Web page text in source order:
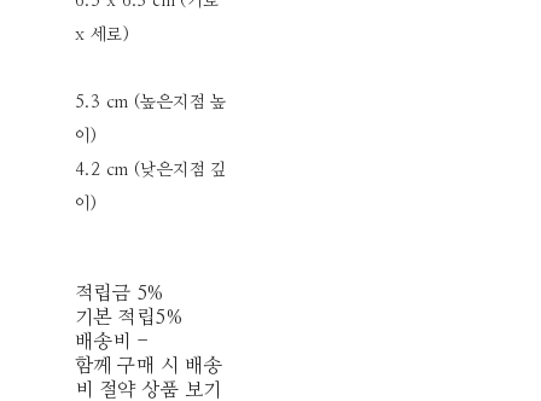
x 세로)
5.3 cm (높은지점 높
이)
4.2 cm (낮은지점 깊
이)
적립금 5%
기본 적립5%
배송비 -
함께 구매 시 배송
비 절약 상품 보기